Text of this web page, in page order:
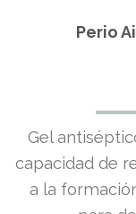
Perio
Gel
capacidad de
a la